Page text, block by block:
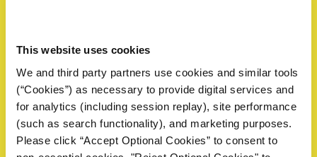
This website uses cookies
We and third party partners use cookies and similar tools
(“Cookies”) as necessary to provide digital services and
for analytics (including session replay), site performance
(such as search functionality), and marketing purposes.
Please click “Accept Optional Cookies” to consent to
o información. Un representante de ZERUST® revisará su
solicitud y responderá dentro de 1 día hábil.
Nombre